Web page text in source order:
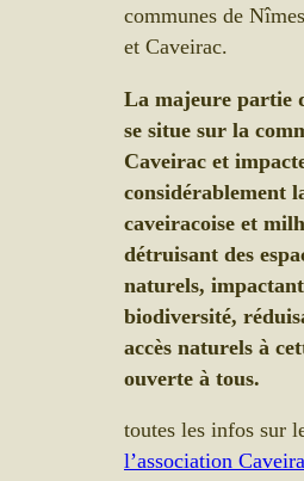
communes de
et Caveirac.
La majeure partie
se situe sur la
Caveirac et
considérablement
caveiracoise et
détruisant des
naturels,
biodiversité,
accès naturels à
ouverte à tous.
toutes les infos sur
l’association